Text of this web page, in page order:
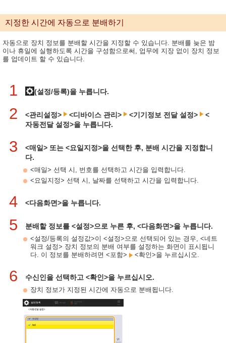
지정한 시간에 자동으로 분배하기
자동으로 장치 정보를 분배할 시간을 지정할 수 있습니다. 분배를 늦은 밤
이나 휴일에 실행하도록 시간을 구성함으로써, 업무에 지장 없이 장치 정보
를 업데이트 할 수 있습니다.
1 (설정/등록)을 누릅니다.
2 <관리설정> <디바이스 관리> <기기정보 전달 설정>
<
자동전달 설정>을 누릅니다.
3
<매일> 또는 <요일지정>을 선택한 후, 분배 시간을 지정합니
다.
<매일> 선택 시, 번호를 선택하고 시간을 입력합니다.
<요일지정> 선택 시, 날짜를 선택하고 시간을 입력합니다.
4 <다음화면>을 누릅니다.
5 분배할 정보를 <설정>으로 누른 후, <다음화면>을 누릅니다.
<설정/등록의 설정값>이 <설정>으로 선택되어 있는 경우, <네트
워크 설정> 장치 정보의 분배 여부를 설정하는 화면이 표시됩니
다. 이 정보를 분배하려면 <포함>
<확인>을 누르십시오.
6 수신인을 선택하고 <확인>을 누르십시오.
장치 정보가 지정된 시간에 자동으로 분배됩니다.